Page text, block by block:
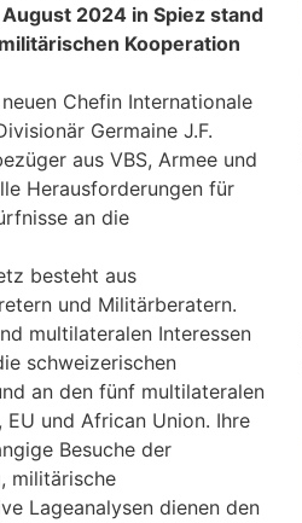
2024 in Spiez stand
Kooperation
Chefin Internationale
Germaine J.F.
aus VBS, Armee und
Herausforderungen für
an die
besteht aus
und Militärberatern.
multilateralen Interessen
schweizerischen
an den fünf multilateralen
EU und African Union. Ihre
Besuche der
militärische
Lageanalysen dienen den